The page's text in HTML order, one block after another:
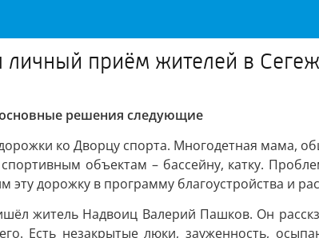
личный приём жителей в
решения следующие
ко Дворцу спорта. Многодетная мама,
объектам – бассейну, катку.
эту дорожку в программу благоустройства и
житель Надвоиц Валерий Пашков. Он
Есть незакрытые люки, зауженность,